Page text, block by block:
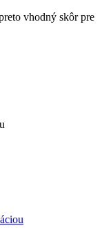
vhodný skôr pre